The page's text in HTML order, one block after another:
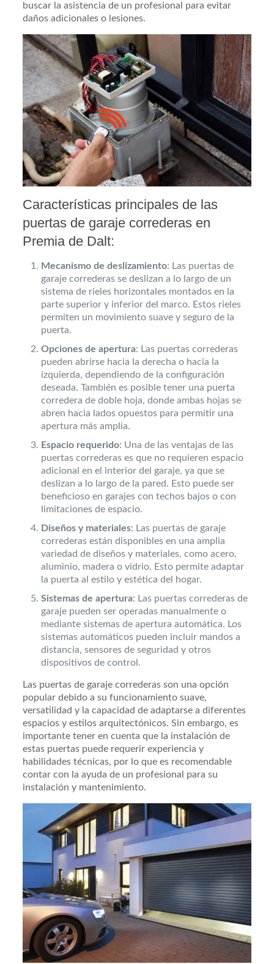
buscar la asistencia de un profesional para evitar
daños adicionales o lesiones.
Características principales de las
puertas de garaje correderas en
Premia de Dalt:
Mecanismo de deslizamiento: Las puertas de
garaje correderas se deslizan a lo largo de un
sistema de rieles horizontales montados en la
parte superior y inferior del marco. Estos rieles
permiten un movimiento suave y seguro de la
puerta.
Opciones de apertura: Las puertas correderas
pueden abrirse hacia la derecha o hacia la
izquierda, dependiendo de la configuración
deseada. También es posible tener una puerta
corredera de doble hoja, donde ambas hojas se
abren hacia lados opuestos para permitir una
apertura más amplia.
Espacio requerido: Una de las ventajas de las
puertas correderas es que no requieren espacio
adicional en el interior del garaje, ya que se
deslizan a lo largo de la pared. Esto puede ser
beneficioso en garajes con techos bajos o con
limitaciones de espacio.
Diseños y materiales: Las puertas de garaje
correderas están disponibles en una amplia
variedad de diseños y materiales, como acero,
aluminio, madera o vidrio. Esto permite adaptar
la puerta al estilo y estética del hogar.
Sistemas de apertura: Las puertas correderas de
garaje pueden ser operadas manualmente o
mediante sistemas de apertura automática. Los
sistemas automáticos pueden incluir mandos a
distancia, sensores de seguridad y otros
dispositivos de control.
Las puertas de garaje correderas son una opción
popular debido a su funcionamiento suave,
versatilidad y la capacidad de adaptarse a diferentes
espacios y estilos arquitectónicos. Sin embargo, es
importante tener en cuenta que la instalación de
estas puertas puede requerir experiencia y
habilidades técnicas, por lo que es recomendable
contar con la ayuda de un profesional para su
instalación y mantenimiento.